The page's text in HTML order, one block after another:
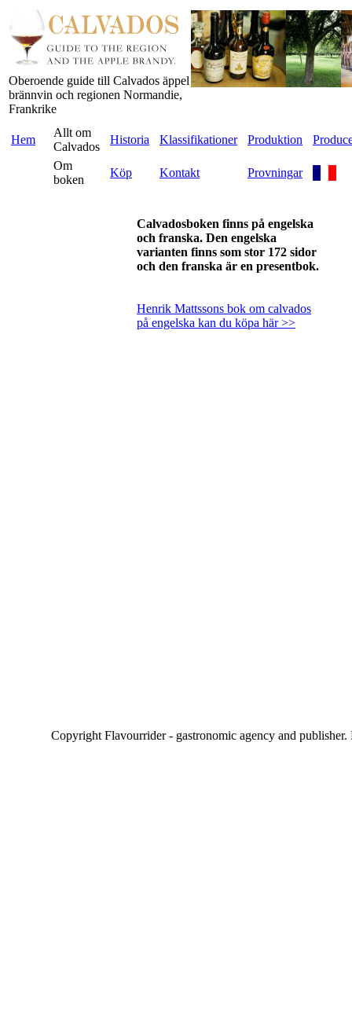
Oberoende guide till Calvados äppel
brännvin och regionen Normandie,
Frankrike
Hem
Allt om
Calvados
Historia Klassifikationer Produktion
Om
boken
Köp Kontakt Provningar
Calvadosboken finns på engelska
och franska. Den engelska
varianten finns som stor 172 sidor
och den franska är en presentbok.
Henrik Mattssons bok om calvados
på engelska kan du köpa här >>
Copyright Flavourrider - gastronomic agency and